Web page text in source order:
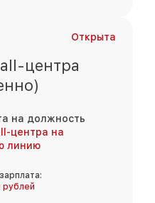
Открыта
центра
на должность
центра на
линию
рублей